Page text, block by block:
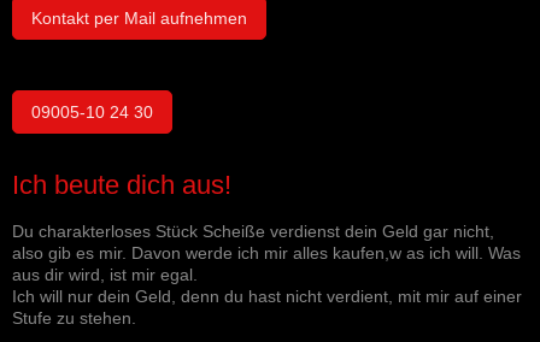
Kontakt per Mail aufnehmen
09005-10 24 30
Ich beute dich aus!
Du charakterloses Stück Scheiße verdienst dein Geld gar nicht,
also gib es mir. Davon werde ich mir alles kaufen,w as ich will. Was
aus dir wird, ist mir egal.
Ich will nur dein Geld, denn du hast nicht verdient, mit mir auf einer
Stufe zu stehen.